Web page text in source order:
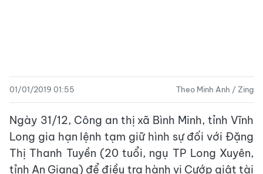
01/01/2019 01:55 Theo Minh Anh / Zing
Ngày 31/12, Công an thị xã Bình Minh, tỉnh Vĩnh
Long gia hạn lệnh tạm giữ hình sự đối với Đặng
Thị Thanh Tuyền (20 tuổi, ngụ TP Long Xuyên,
tỉnh An Giang) để điều tra hành vi Cướp giật tài